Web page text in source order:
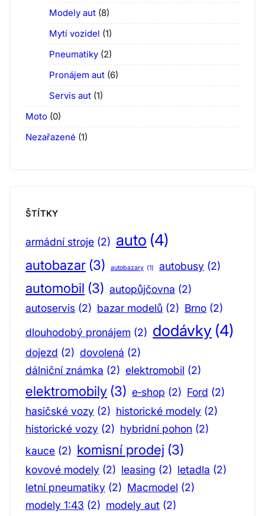
Modely aut (8)
Mytí vozidel (1)
Pneumatiky (2)
Pronájem aut (6)
Servis aut (1)
Moto (0)
Nezařazené (1)
ŠTÍTKY
armádní stroje (2) auto (4)
autobazar (3) autobazary (1) autobusy (2)
automobil (3) autopůjčovna (2)
autoservis (2) bazar modelů (2) Brno (2)
dlouhodobý pronájem (2) dodávky (4)
dojezd (2) dovolená (2)
dálniční známka (2) elektromobil (2)
elektromobily (3) e‑shop (2) Ford (2)
hasičské vozy (2) historické modely (2)
historické vozy (2) hybridní pohon (2)
kauce (2) komisní prodej (3)
kovové modely (2) leasing (2) letadla (2)
letní pneumatiky (2) Macmodel (2)
modely 1:43 (2) modely aut (2)